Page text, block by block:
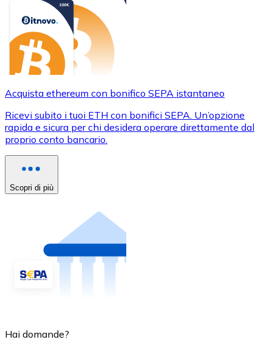
Acquista ethereum con bonifico SEPA istantaneo
Ricevi subito i tuoi ETH con bonifici SEPA. Un’opzione
rapida e sicura per chi desidera operare direttamente dal
proprio conto bancario.
Scopri di più
Hai domande?